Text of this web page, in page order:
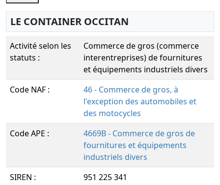
LE CONTAINER OCCITAN
Activité selon les
statuts :
Commerce de gros (commerce
interentreprises) de fournitures
et équipements industriels divers
Code NAF :
46 - Commerce de gros, à
l'exception des automobiles et
des motocycles
Code APE :
4669B - Commerce de gros de
fournitures et équipements
industriels divers
SIREN :
951 225 341